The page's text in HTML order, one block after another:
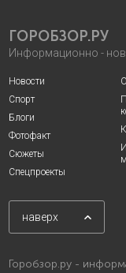
ГОРОБЗОР.РУ
Информационно -
Новости
Спорт
Блоги
Фотофакт
Сюжеты
Спецпроекты
наверх
Горобзор.ру -